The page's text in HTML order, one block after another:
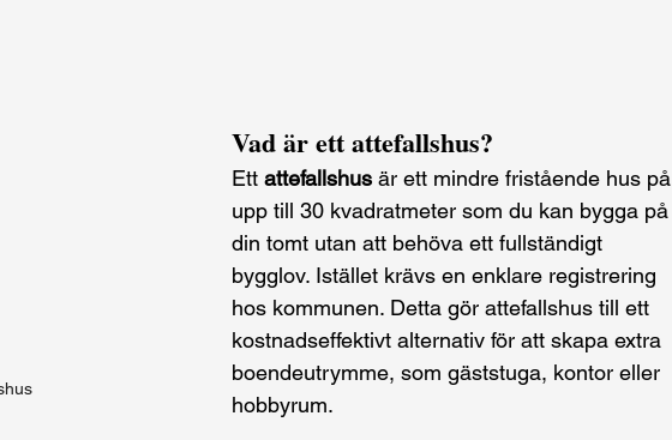
Vad är ett attefallshus?
Ett attefallshus är ett mindre fristående hus på
upp till 30 kvadratmeter som du kan bygga på
din tomt utan att behöva ett fullständigt
bygglov. Istället krävs en enklare registrering
hos kommunen. Detta gör attefallshus till ett
kostnadseffektivt alternativ för att skapa extra
boendeutrymme, som gäststuga, kontor eller
hobbyrum.